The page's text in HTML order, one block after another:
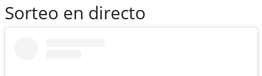
Sorteo en directo